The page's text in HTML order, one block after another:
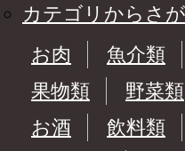
カテゴリからさ
お肉
魚介類
果物類
野菜類
お酒
飲料類